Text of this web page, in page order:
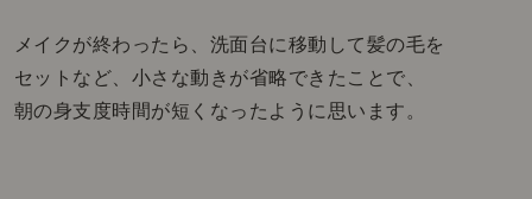
メイクが終わったら、洗面台に移動して髪の毛を
セットなど、小さな動きが省略できたことで、
朝の身支度時間が短くなったように思います。